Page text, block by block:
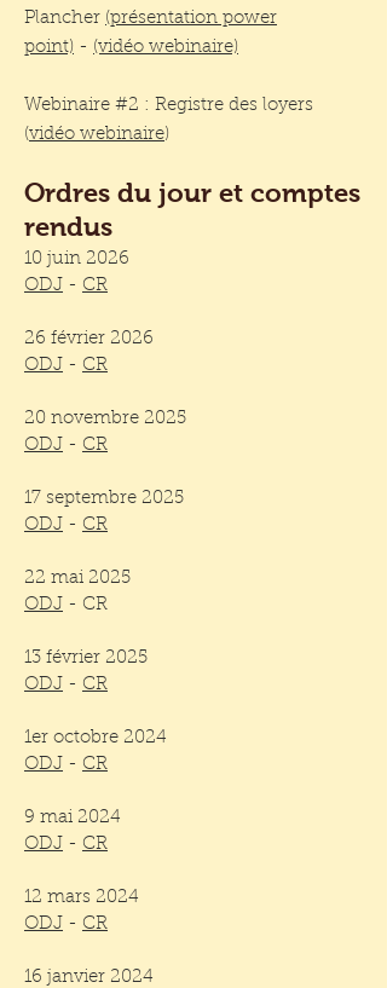
Plancher (présentation power
point) - (vidéo webinaire)
Webinaire #2 : Registre des loyers
(vidéo webinaire)
Ordres du jour et comptes
rendus
10 juin 2026
ODJ - CR
26 février 2026
ODJ - CR
20 novembre 2025
ODJ - CR
17 septembre 2025
ODJ - CR
22 mai 2025
ODJ - CR
13 février 2025
ODJ - CR
1er octobre 2024
ODJ - CR
9 mai 2024
ODJ - CR
12 mars 2024
ODJ - CR
16 janvier 2024